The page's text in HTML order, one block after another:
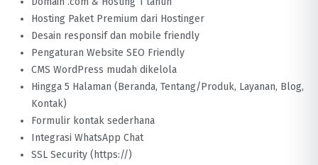
Hosting Paket Premium dari Hostinger
Desain responsif dan mobile friendly
Pengaturan Website SEO Friendly
CMS WordPress mudah dikelola
Hingga 5 Halaman (Beranda, Tentang/Produk, Layanan, Blog,
Kontak)
Formulir kontak sederhana
Integrasi WhatsApp Chat
SSL Security (https://)